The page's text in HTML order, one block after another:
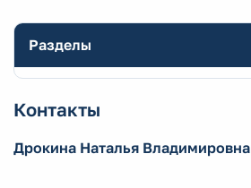
Разделы
Контакты
Дрокина Наталья Владимировна